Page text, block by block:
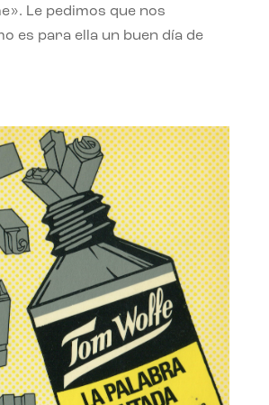
Le pedimos que nos
es para ella un buen día de